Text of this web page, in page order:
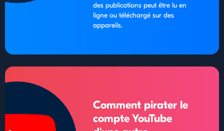
des publications peut être lu en
ligne ou téléchargé sur des
appareils.
Comment pirater le
compte YouTube